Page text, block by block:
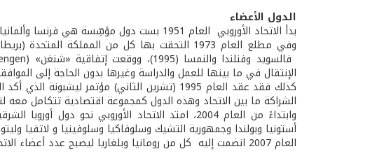
الدول الأعضاء
بدأ الاتحاد الأوروبي العام 1951 بست دول مؤسِّسة هي فرنسا وألمانيا وبلجيكا ولوكسمبورغ وهولندا وإيطاليا، شكَّلت نواة هذا الإتحاد.
الإنتقال في ما بينها للعمل والدراسة وغيرها بدون الحاجة إلى
الشراكة ما بين الاتحاد وهذه الدول كمجموعة اقتصادية تتكامل
أستونيا وبولندا وجمهورية التشيك وسلوفاكيا وسلوفينيا و لاتفيا
العام 2007 انضمت إليه كل من رومانيا وبلغاريا ليصبح عدد أعضاء الاتحاد الأوروبي 27 دولة، وهو عددها الحالي.